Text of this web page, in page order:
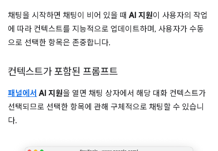
채팅을 시작하면 채팅이 비어 있을 때AI 지원이 사용자의 작업
에 따라 컨텍스트를 지능적으로 업데이트하며, 사용자가 수동
으로 선택한 항목은 존중합니다.
컨텍스트가 포함된 프롬프트
패널에서 AI 지원을 열면 채팅 상자에서 해당 대화 컨텍스트가
선택되므로 선택한 항목에 관해 구체적으로 채팅할 수 있습니
다.